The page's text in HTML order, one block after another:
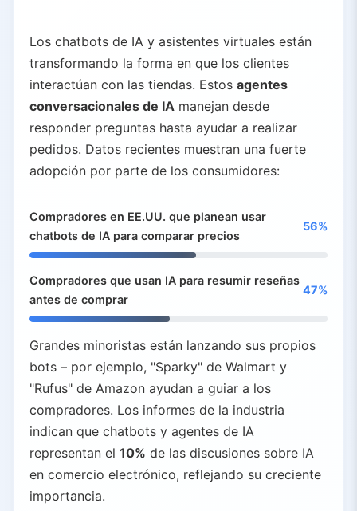
Los chatbots de IA y asistentes virtuales están
transformando la forma en que los clientes
interactúan con las tiendas. Estos agentes
conversacionales de IA manejan desde
responder preguntas hasta ayudar a realizar
pedidos. Datos recientes muestran una fuerte
adopción por parte de los consumidores:
Compradores en EE.UU. que planean usar
chatbots de IA para comparar precios
56%
Compradores que usan IA para resumir reseñas
antes de comprar
47%
Grandes minoristas están lanzando sus propios
bots – por ejemplo, "Sparky" de Walmart y
"Rufus" de Amazon ayudan a guiar a los
compradores. Los informes de la industria
indican que chatbots y agentes de IA
representan el 10% de las discusiones sobre IA
en comercio electrónico, reflejando su creciente
importancia.